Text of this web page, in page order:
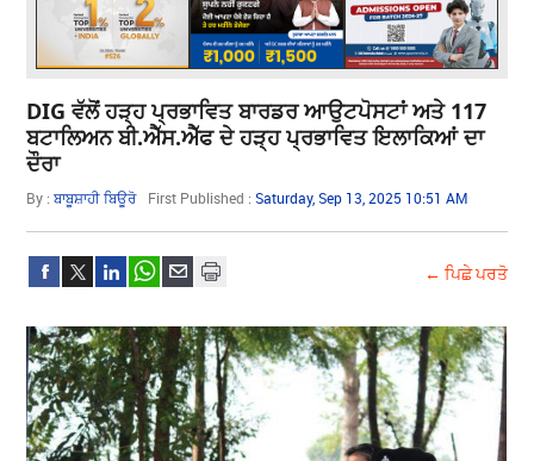
DIG ਵੱਲੋਂ ਹੜ੍ਹ ਪ੍ਰਭਾਵਿਤ ਬਾਰਡਰ ਆਉਟਪੋਸਟਾਂ ਅਤੇ 117
ਬਟਾਲਿਅਨ ਬੀ.ਐੱਸ.ਐੱਫ ਦੇ ਹੜ੍ਹ ਪ੍ਰਭਾਵਿਤ ਇਲਾਕਿਆਂ ਦਾ
ਦੌਰਾ
By :ਬਾਬੂਸ਼ਾਹੀ ਬਿਊਰੋ First Published :Saturday, Sep 13, 2025 10:51 AM
← ਪਿਛੇ ਪਰਤੋ